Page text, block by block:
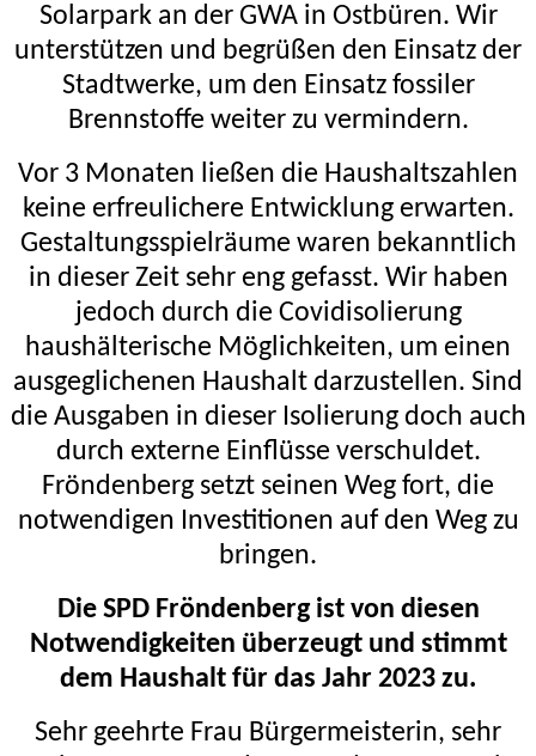
Solarpark an der GWA in Ostbüren. Wir
unterstützen und begrüßen den Einsatz der
Stadtwerke, um den Einsatz fossiler
Brennstoffe weiter zu vermindern.
Vor 3 Monaten ließen die Haushaltszahlen
keine erfreulichere Entwicklung erwarten.
Gestaltungsspielräume waren bekanntlich
in dieser Zeit sehr eng gefasst. Wir haben
jedoch durch die Covidisolierung
haushälterische Möglichkeiten, um einen
ausgeglichenen Haushalt darzustellen. Sind
die Ausgaben in dieser Isolierung doch auch
durch externe Einflüsse verschuldet.
Fröndenberg setzt seinen Weg fort, die
notwendigen Investitionen auf den Weg zu
bringen.
Die SPD Fröndenberg ist von diesen
Notwendigkeiten überzeugt und stimmt
dem Haushalt für das Jahr 2023 zu.
Sehr geehrte Frau Bürgermeisterin, sehr